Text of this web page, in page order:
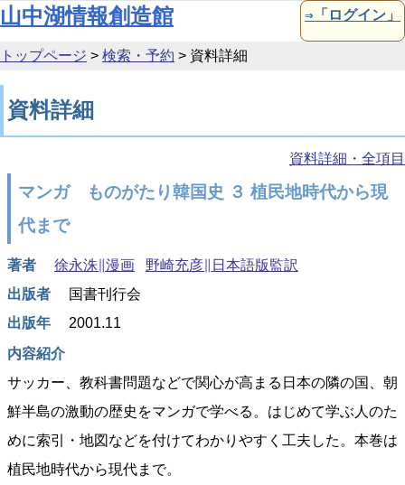
本文へ移動
山中湖情報創造館 ⇒「ログイン」
トップページ > 検索・予約 > 資料詳細
資料詳細
資料詳細・全項目
マンガ ものがたり韓国史 ３ 植民地時代から現
代まで
著者 徐永洙∥漫画
野崎充彦∥日本語版監訳
出版者
国書刊行会
出版年
2001.11
内容紹介
サッカー、教科書問題などで関心が高まる日本の隣の国、朝
鮮半島の激動の歴史をマンガで学べる。はじめて学ぶ人のた
めに索引・地図などを付けてわかりやすく工夫した。本巻は
植民地時代から現代まで。